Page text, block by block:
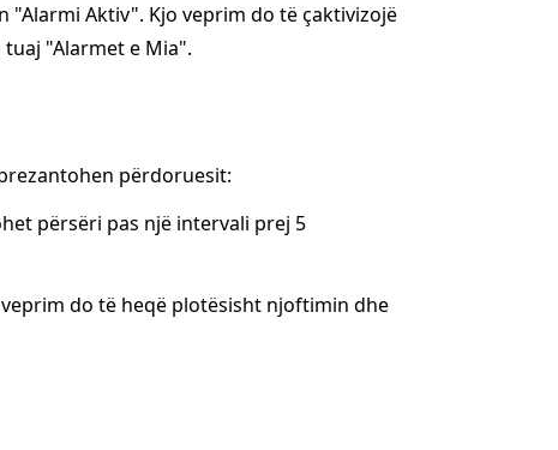
"Alarmi Aktiv". Kjo veprim do të çaktivizojë
"Alarmet e Mia".
përdoruesit:
përsëri pas një intervali prej 5
veprim do të heqë plotësisht njoftimin dhe